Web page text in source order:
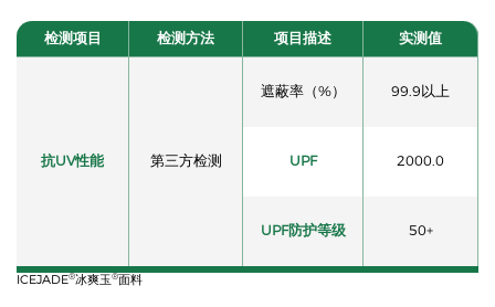
检测项目 检测方法 项目描述 实测值
抗UV性能 第三方检测
遮蔽率（%） 99.9以上
UPF 2000.0
UPF防护等级 50+
ICEJADE®冰爽玉®面料